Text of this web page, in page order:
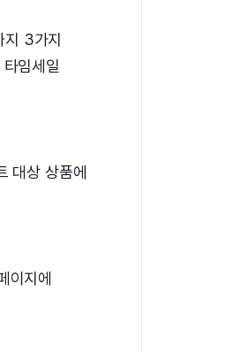
3가지
임세일
대상 상품에
이지에